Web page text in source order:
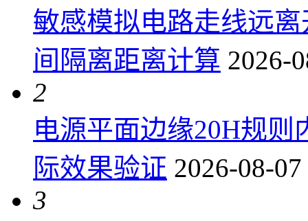
敏感模拟电路走线远
间隔离距离计算 2026-
2
电源平面边缘20H规
际效果验证 2026-08-
3